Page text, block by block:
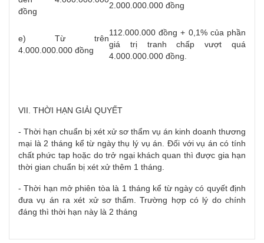
đồng
2.000.000.000 đồng
e) Từ trên
4.000.000.000 đồng
112.000.000 đồng + 0,1% của phần
giá trị tranh chấp vượt quá
4.000.000.000 đồng.
VII. THỜI HẠN GIẢI QUYẾT
- Thời hạn chuẩn bị xét xử sơ thẩm vụ án kinh doanh thương
mại là 2 tháng kể từ ngày thụ lý vụ án. Đối với vụ án có tính
chất phức tạp hoặc do trở ngại khách quan thì được gia hạn
thời gian chuẩn bị xét xử thêm 1 tháng.
- Thời hạn mở phiên tòa là 1 tháng kể từ ngày có quyết định
đưa vụ án ra xét xử sơ thẩm. Trường hợp có lý do chính
đáng thì thời hạn này là 2 tháng